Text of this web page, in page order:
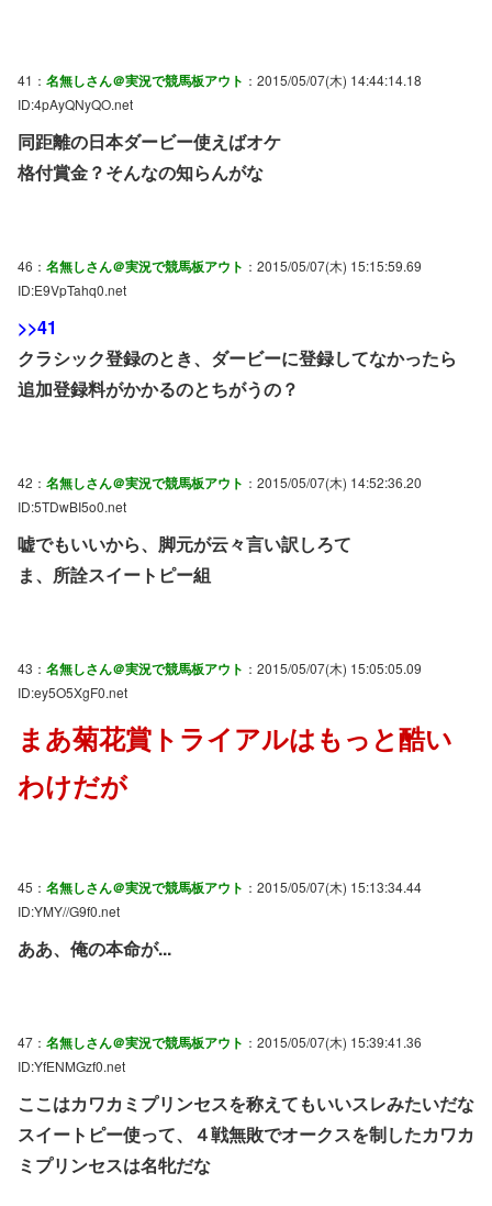
41： 名無しさん＠実況で競馬板アウト ：2015/05/07(木) 14:44:14.18
ID:4pAyQNyQO.net
同距離の日本ダービー使えばオケ
格付賞金？そんなの知らんがな
46： 名無しさん＠実況で競馬板アウト ：2015/05/07(木) 15:15:59.69
ID:E9VpTahq0.net
>>41
クラシック登録のとき、ダービーに登録してなかったら
追加登録料がかかるのとちがうの？
42： 名無しさん＠実況で競馬板アウト ：2015/05/07(木) 14:52:36.20
ID:5TDwBI5o0.net
嘘でもいいから、脚元が云々言い訳しろて
ま、所詮スイートピー組
43： 名無しさん＠実況で競馬板アウト ：2015/05/07(木) 15:05:05.09
ID:ey5O5XgF0.net
まあ菊花賞トライアルはもっと酷い
わけだが
45： 名無しさん＠実況で競馬板アウト ：2015/05/07(木) 15:13:34.44
ID:YMY//G9f0.net
ああ、俺の本命が...
47： 名無しさん＠実況で競馬板アウト ：2015/05/07(木) 15:39:41.36
ID:YfENMGzf0.net
ここはカワカミプリンセスを称えてもいいスレみたいだな
スイートピー使って、４戦無敗でオークスを制したカワカ
ミプリンセスは名牝だな